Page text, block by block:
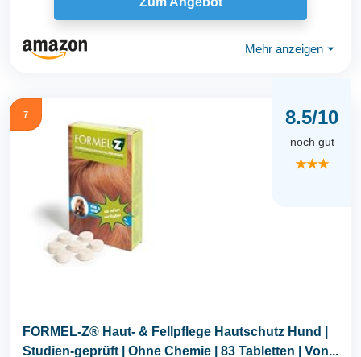
Mehr anzeigen ⏷
7 8.5/10
noch gut
★★★
FORMEL-Z® Haut- & Fellpflege Hautschutz Hund |
Studien-geprüft | Ohne Chemie | 83 Tabletten | Von...